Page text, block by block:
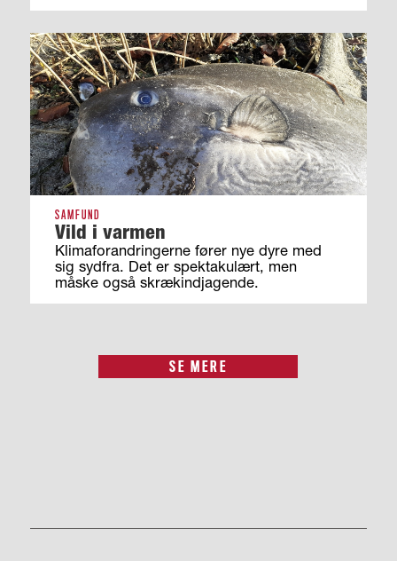
SAMFUND
Vild i varmen
Klimaforandringerne fører nye dyre med
sig sydfra. Det er spektakulært, men
måske også skrækindjagende.
SE MERE